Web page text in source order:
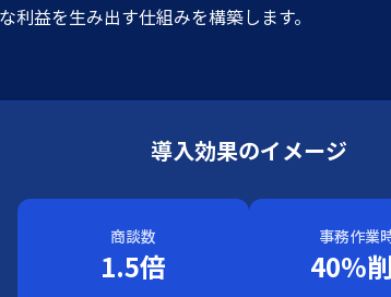
益を生み出す仕組みを構築します。
導入効果のイメージ
商談数
1.5倍
事務作業
40%